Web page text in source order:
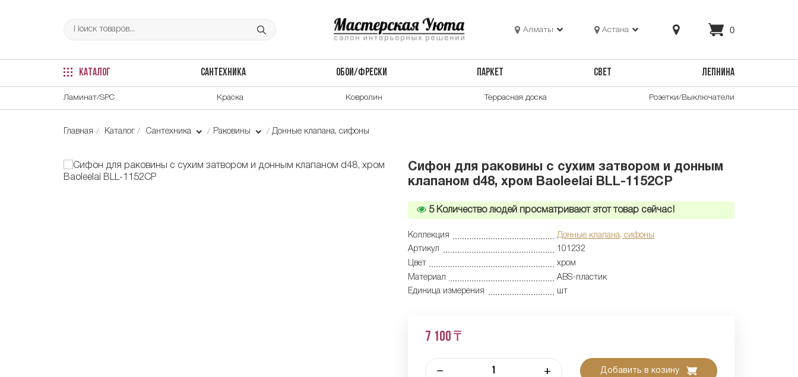
Алматы Астана 0
КАТАЛОГ САНТЕХНИКА ОБОИ/ФРЕСКИ ПАРКЕТ СВЕТ ЛЕПНИНА
Ламинат/SPC Краска Ковролин Террасная доска Розетки/Выключатели
Главная Каталог Сантехника Раковины Донные клапана, сифоны
Сифон для раковины с сухим затвором и донным
клапаном d48, хром Baoleelai BLL-1152CP
5Количество людей просматривают этот товар сейчас!
Коллекция
Донные клапана, сифоны
Артикул
101232
Цвет
хром
Материал
ABS-пластик
Единица измерения
шт
7 100 ₸
– + Добавить в козину